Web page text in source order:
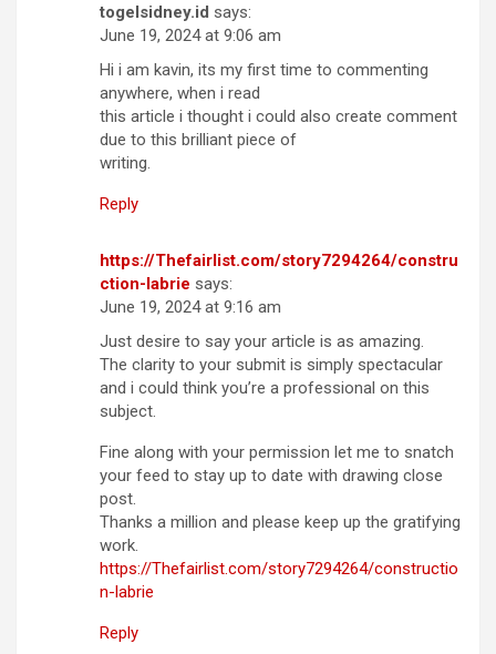
togelsidney.id says:
June 19, 2024 at 9:06 am
Hi i am kavin, its my first time to commenting
anywhere, when i read
this article i thought i could also create comment
due to this brilliant piece of
writing.
Reply
https://Thefairlist.com/story7294264/constru
ction-labrie says:
June 19, 2024 at 9:16 am
Just desire to say your article is as amazing.
The clarity to your submit is simply spectacular
and i could think you’re a professional on this
subject.
Fine along with your permission let me to snatch
your feed to stay up to date with drawing close
post.
Thanks a million and please keep up the gratifying
work.
https://Thefairlist.com/story7294264/constructio
n-labrie
Reply